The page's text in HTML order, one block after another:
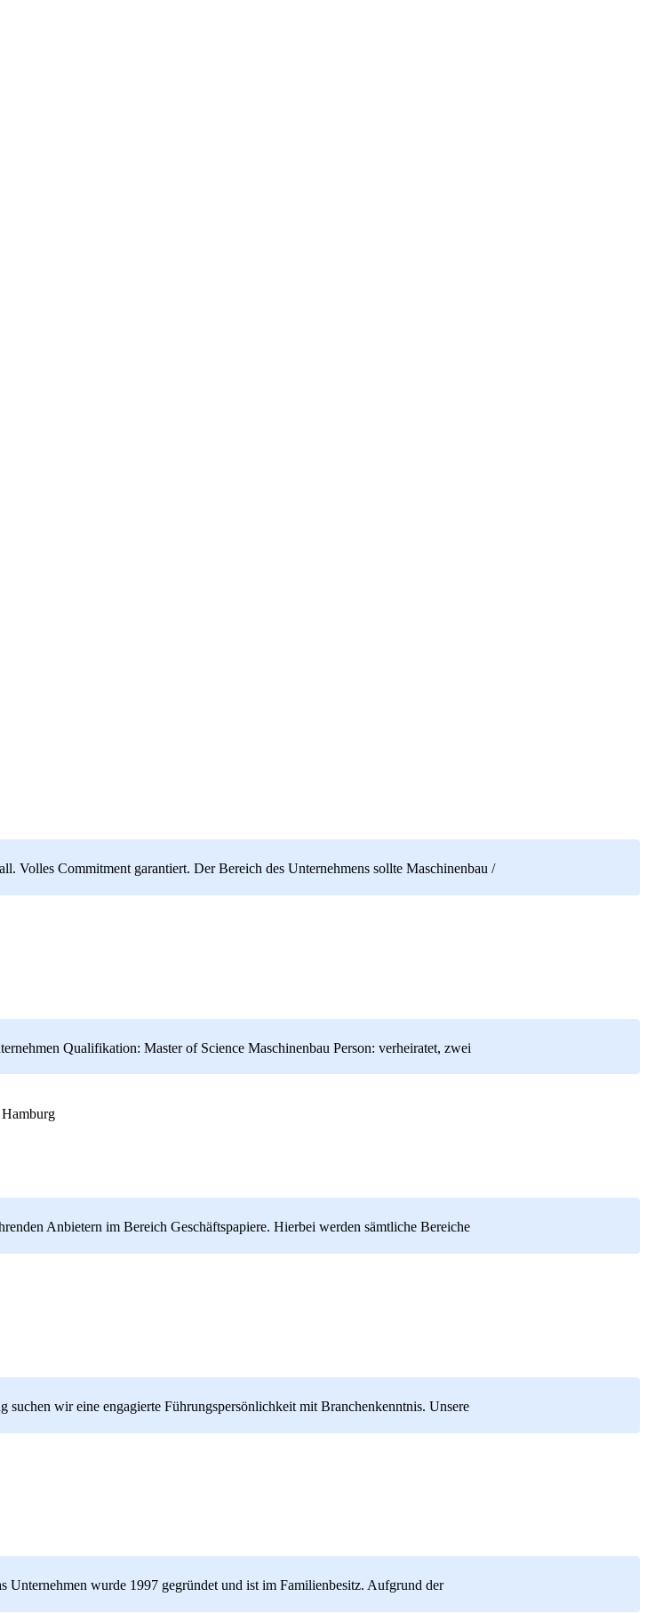
Volles Commitment garantiert. Der Bereich des Unternehmens sollte Maschinenbau /
Qualifikation: Master of Science Maschinenbau Person: verheiratet, zwei
Anbietern im Bereich Geschäftspapiere. Hierbei werden sämtliche Bereiche
wir eine engagierte Führungspersönlichkeit mit Bran­chen­kennt­nis. Unsere
wurde 1997 gegründet und ist im Familienbesitz. Aufgrund der